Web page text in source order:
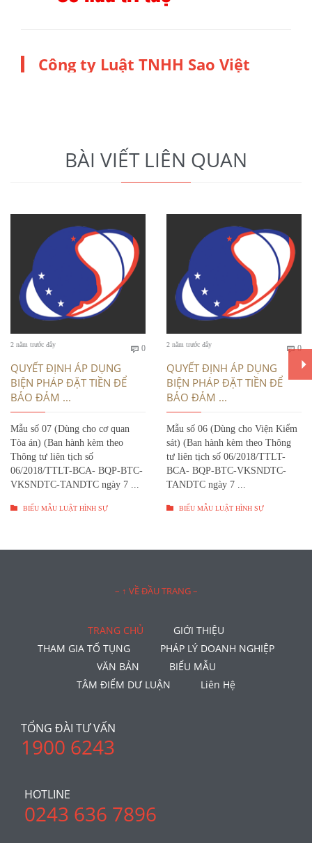
Công ty Luật TNHH Sao Việt
BÀI VIẾT LIÊN QUAN
2 năm trước đây
 0Bình
QUYẾT ĐỊNH ÁP DỤNG
BIỆN PHÁP ĐẶT TIỀN ĐỂ
BẢO ĐẢM ...
Mẫu số 07 (Dùng cho cơ quan
Tòa án) (Ban hành kèm theo
Thông tư liên tịch số
06/2018/TTLT-BCA- BQP-BTC-
VKSNDTC-TANDTC ngày 7 ...
 BIỂU MẪU LUẬT HÌNH SỰ
2 năm trước đây
 0
QUYẾT ĐỊNH ÁP DỤNG
BIỆN PHÁP ĐẶT TIỀN ĐỂ
BẢO ĐẢM ...
Mẫu số 06 (Dùng cho Viện Kiểm
sát) (Ban hành kèm theo Thông
tư liên tịch số 06/2018/TTLT-
BCA- BQP-BTC-VKSNDTC-
TANDTC ngày 7 ...
 BIỂU MẪU LUẬT HÌNH SỰ
– ↑ VỀ ĐẦU TRANG –
TRANG CHỦ
GIỚI THIỆU
THAM GIA TỐ TỤNG
PHÁP LÝ DOANH NGHIỆP
VĂN BẢN
BIỂU MẪU
TÂM ĐIỂM DƯ LUẬN
Liên Hệ
TỔNG ĐÀI TƯ VẤN
1900 6243
HOTLINE
0243 636 7896